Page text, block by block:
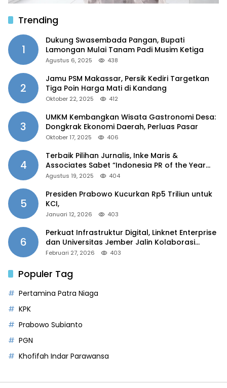
Trending
1
Dukung Swasembada Pangan, Bupati
Lamongan Mulai Tanam Padi Musim Ketiga
Agustus 6, 2025 438
2
Jamu PSM Makassar, Persik Kediri Targetkan
Tiga Poin Harga Mati di Kandang
Oktober 22, 2025 412
3
UMKM Kembangkan Wisata Gastronomi Desa:
Dongkrak Ekonomi Daerah, Perluas Pasar
Oktober 17, 2025 406
4
Terbaik Pilihan Jurnalis, Inke Maris &
Associates Sabet “Indonesia PR of the Year
2025”
Agustus 19, 2025 404
5
Presiden Prabowo Kucurkan Rp5 Triliun untuk
KCI,
Januari 12, 2026 403
6
Perkuat Infrastruktur Digital, Linknet Enterprise
dan Universitas Jember Jalin Kolaborasi
Smart Campus Berbasis AI
Februari 27, 2026 403
Populer Tag
Pertamina Patra Niaga
KPK
Prabowo Subianto
PGN
Khofifah Indar Parawansa